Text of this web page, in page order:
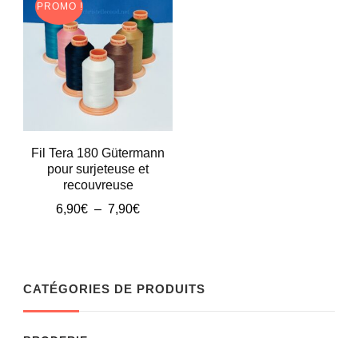
PROMO !
Fil Tera 180 Gütermann
pour surjeteuse et
recouvreuse
6,90€ – 7,90€Plage
à
a
plusieurs
CATÉGORIES DE PRODUITS